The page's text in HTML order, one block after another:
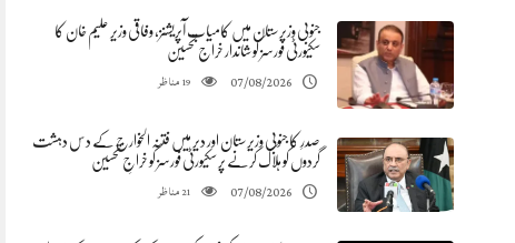
جنوبی وزیرستان میں کامیاب آپریشنز، وفاقی وزیر علیم خان کا
سکیورٹی فورسز کو شاندار خراج تحسین
07/08/2026
19مناظر
صدرِ کا جنوبی وزیرستان اور دیر میں فتنہ الخوارج کے دس دہشت
گردوں کو ہلاک کرنے پر سکیورٹی فورسز کو خراجِ تحسین
07/08/2026
21مناظر